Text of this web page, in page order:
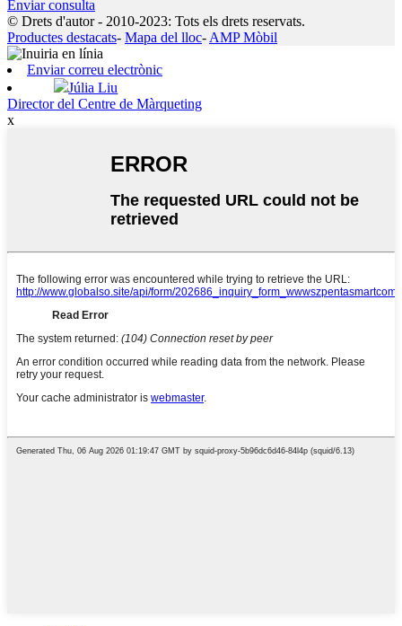
Enviar consulta
© Drets d'autor - 2010-2023: Tots els drets reservats.
Productes destacats- Mapa del lloc- AMP Mòbil
Enviar correu electrònic
Júlia Liu
Director del Centre de Màrqueting
x